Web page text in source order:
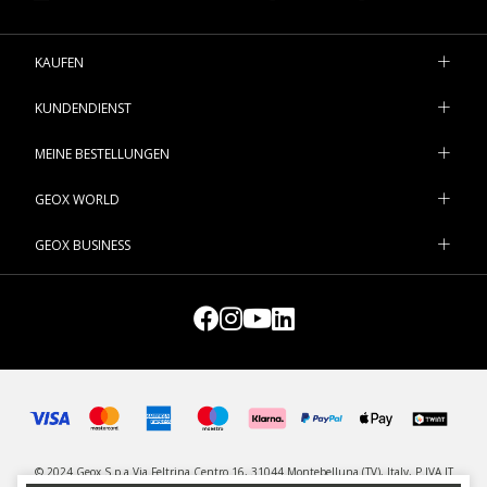
KAUFEN
KUNDENDIENST
MEINE BESTELLUNGEN
GEOX WORLD
GEOX BUSINESS
© 2024 Geox S.p.a Via Feltrina Centro 16, 31044 Montebelluna (TV), Italy, P.IVA IT